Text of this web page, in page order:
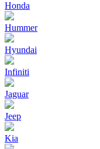
Honda
Hummer
Hyundai
Infiniti
Jaguar
Jeep
Kia